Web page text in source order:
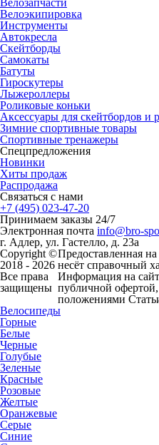
Велозапчасти
Велоэкипировка
Инструменты
Автокресла
Скейтборды
Самокаты
Батуты
Гироскутеры
Лыжероллеры
Роликовые коньки
Аксессуары для скейтбордов и
Зимние спортивные товары
Спортивные тренажеры
Спецпредложения
Новинки
Хиты продаж
Распродажа
Связаться с нами
+7 (495) 023-47-20
Принимаем заказы 24/7
Электронная почта info@bro-
г. Адлер, ул. Гастелло, д. 23а
Copyright ©
2018 - 2026
Все права
защищены
Предоставленная
несёт справочный
Информация на
публичной
положениями
Велосипеды
Горные
Белые
Черные
Голубые
Зеленые
Красные
Розовые
Желтые
Оранжевые
Серые
Синие